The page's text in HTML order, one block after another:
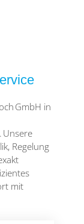
GmbH in
Unsere
Regelung
mit